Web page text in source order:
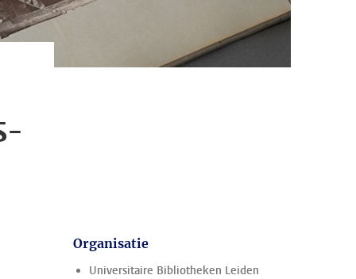
Organisatie
Universitaire Bibliotheken Leiden